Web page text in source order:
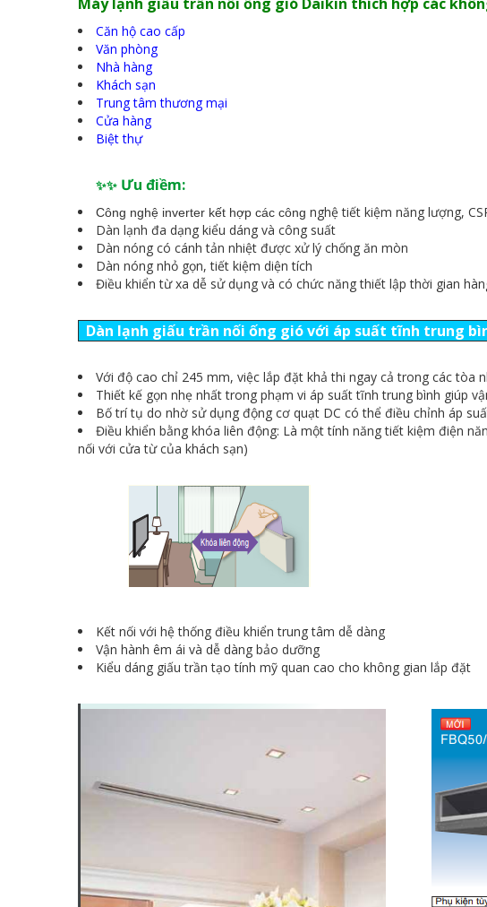
Căn hộ cao cấp
Văn phòng
Nhà hàng
Khách sạn
Trung tâm thương mại
Cửa hàng
Biệt thự
✨✨ Ưu điềm:
Công nghệ inverter kết hợp các công nghệ tiết kiệm năng lượng,
Dàn lạnh đa dạng kiểu dáng và công suất
Dàn nóng có cánh tản nhiệt được xử lý chống ăn mòn
Dàn nóng nhỏ gọn, tiết kiệm diện tích
Điều khiển từ xa dễ sử dụng và có chức năng thiết lập thời gian
Dàn lạnh giấu trần nối ống gió với áp suất tĩnh trung
Với độ cao chỉ 245 mm, việc lắp đặt khả thi ngay cả trong các tòa
Thiết kế gọn nhẹ nhất trong phạm vi áp suất tĩnh trung bình giúp
Bố trí tụ do nhờ sử dụng động cơ quạt DC có thể điều chỉnh áp
Điều khiển bằng khóa liên động: Là một tính năng tiết kiệm điện
nối với cửa từ của khách sạn)
Kết nối với hệ thống điều khiển trung tâm dễ dàng
Vận hành êm ái và dễ dàng bảo dưỡng
Kiểu dáng giấu trần tạo tính mỹ quan cao cho không gian lắp đặt